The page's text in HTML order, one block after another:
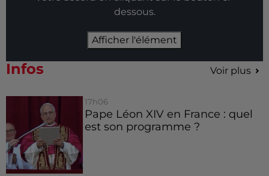
dessous.
Afficher l'élément
Infos Voir plus
17h06
Pape Léon XIV en France : quel
est son programme ?